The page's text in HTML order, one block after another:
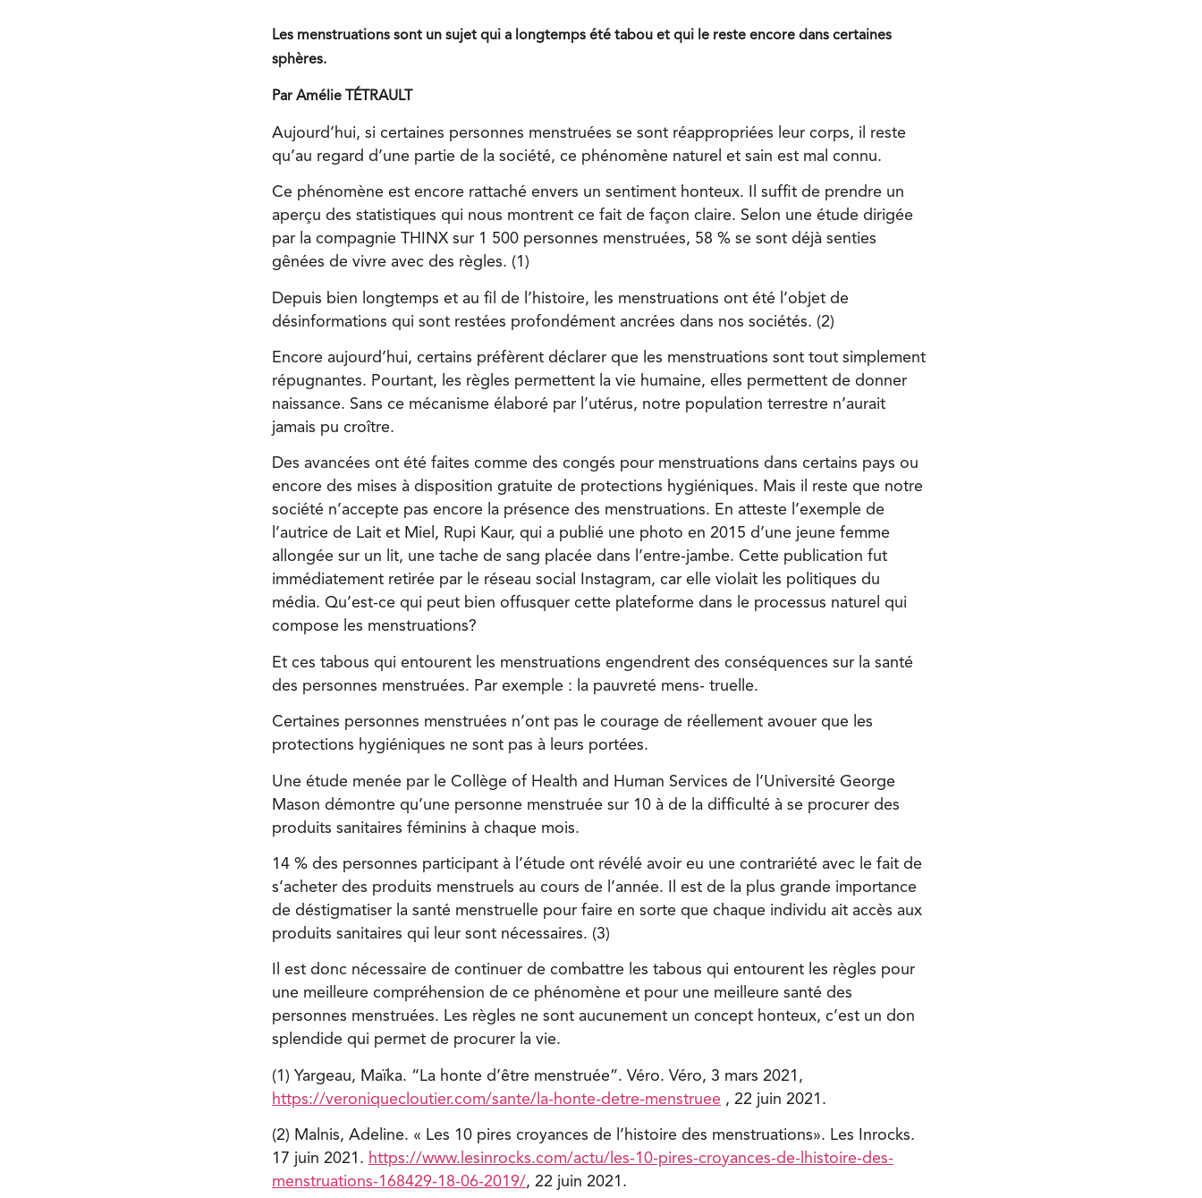
Les menstruations sont un sujet qui a longtemps été tabou et qui le reste encore dans certaines
sphères.
Par Amélie TÉTRAULT
Aujourd’hui, si certaines personnes menstruées se sont réappropriées leur corps, il reste
qu’au regard d’une partie de la société, ce phénomène naturel et sain est mal connu.
Ce phénomène est encore rattaché envers un sentiment honteux. Il suffit de prendre un
aperçu des statistiques qui nous montrent ce fait de façon claire. Selon une étude dirigée
par la compagnie THINX sur 1 500 personnes menstruées, 58 % se sont déjà senties
gênées de vivre avec des règles. (1)
Depuis bien longtemps et au fil de l’histoire, les menstruations ont été l’objet de
désinformations qui sont restées profondément ancrées dans nos sociétés. (2)
Encore aujourd’hui, certains préfèrent déclarer que les menstruations sont tout simplement
répugnantes. Pourtant, les règles permettent la vie humaine, elles permettent de donner
naissance. Sans ce mécanisme élaboré par l’utérus, notre population terrestre n’aurait
jamais pu croître.
Des avancées ont été faites comme des congés pour menstruations dans certains pays ou
encore des mises à disposition gratuite de protections hygiéniques. Mais il reste que notre
société n’accepte pas encore la présence des menstruations. En atteste l’exemple de
l’autrice de Lait et Miel, Rupi Kaur, qui a publié une photo en 2015 d’une jeune femme
allongée sur un lit, une tache de sang placée dans l’entre-jambe. Cette publication fut
immédiatement retirée par le réseau social Instagram, car elle violait les politiques du
média. Qu’est-ce qui peut bien offusquer cette plateforme dans le processus naturel qui
compose les menstruations?
Et ces tabous qui entourent les menstruations engendrent des conséquences sur la santé
des personnes menstruées. Par exemple : la pauvreté mens- truelle.
Certaines personnes menstruées n’ont pas le courage de réellement avouer que les
protections hygiéniques ne sont pas à leurs portées.
Une étude menée par le Collège of Health and Human Services de l’Université George
Mason démontre qu’une personne menstruée sur 10 à de la difficulté à se procurer des
produits sanitaires féminins à chaque mois.
14 % des personnes participant à l’étude ont révélé avoir eu une contrariété avec le fait de
s’acheter des produits menstruels au cours de l’année. Il est de la plus grande importance
de déstigmatiser la santé menstruelle pour faire en sorte que chaque individu ait accès aux
produits sanitaires qui leur sont nécessaires. (3)
Il est donc nécessaire de continuer de combattre les tabous qui entourent les règles pour
une meilleure compréhension de ce phénomène et pour une meilleure santé des
personnes menstruées. Les règles ne sont aucunement un concept honteux, c’est un don
splendide qui permet de procurer la vie.
(1) Yargeau, Maïka. “La honte d’être menstruée”. Véro. Véro, 3 mars 2021,
https://veroniquecloutier.com/sante/la-honte-detre-menstruee , 22 juin 2021.
(2) Malnis, Adeline. « Les 10 pires croyances de l’histoire des menstruations». Les Inrocks.
17 juin 2021. https://www.lesinrocks.com/actu/les-10-pires-croyances-de-lhistoire-des-
menstruations-168429-18-06-2019/, 22 juin 2021.